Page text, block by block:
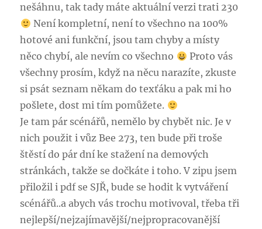
nešáhnu, tak tady máte aktuální verzi trati 230
Není kompletní, není to všechno na 100%
hotové ani funkční, jsou tam chyby a místy
něco chybí, ale nevím co všechno
Proto vás
všechny prosím, když na něcu narazíte, zkuste
si psát seznam někam do texťáku a pak mi ho
pošlete, dost mi tím pomůžete.
Je tam pár scénářů, nemělo by chybět nic. Je v
nich použit i vůz Bee 273, ten bude při troše
štěstí do pár dní ke stažení na demových
stránkách, takže se dočkáte i toho. V zipu jsem
přiložil i pdf se SJŘ, bude se hodit k vytváření
scénářů..a abych vás trochu motivoval, třeba tři
nejlepší/nejzajímavější/nejpropracovanější